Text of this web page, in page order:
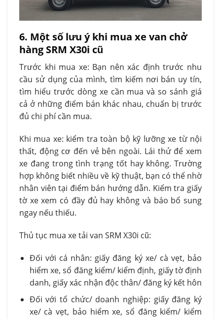
6. Một số lưu ý khi mua xe van chở
hàng SRM X30i cũ
Trước khi mua xe: Bạn nên xác định trước nhu
cầu sử dụng của mình, tìm kiếm nơi bán uy tín,
tìm hiểu trước dòng xe cần mua và so sánh giá
cả ở những điểm bán khác nhau, chuẩn bị trước
đủ chi phí cần mua.
Khi mua xe: kiểm tra toàn bộ kỹ lưỡng xe từ nội
thất, động cơ đến vẻ bên ngoài. Lái thử để xem
xe đang trong tình trạng tốt hay không. Trường
hợp không biết nhiều về kỹ thuật, bạn có thể nhờ
nhân viên tại điểm bán hướng dẫn. Kiểm tra giấy
tờ xe xem có đầy đủ hay không và báo bổ sung
ngay nếu thiếu.
Thủ tục mua xe tải van SRM X30i cũ:
Đối với cá nhân: giấy đăng ký xe/ cà vẹt, bảo
hiểm xe, sổ đăng kiểm/ kiểm định, giấy tờ định
danh, giấy xác nhận độc thân/ đăng ký kết hôn
Đối với tổ chức/ doanh nghiệp: giấy đăng ký
xe/ cà vẹt, bảo hiểm xe, sổ đăng kiểm/ kiểm